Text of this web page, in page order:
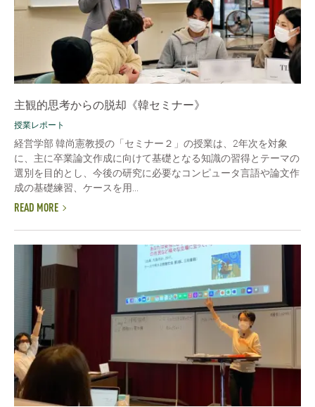
主観的思考からの脱却《韓セミナー》
授業レポート
経営学部 韓尚憲教授の「セミナー２」の授業は、2年次を対象
に、主に卒業論文作成に向けて基礎となる知識の習得とテーマの
選別を目的とし、今後の研究に必要なコンピュータ言語や論文作
成の基礎練習、ケースを用...
READ MORE